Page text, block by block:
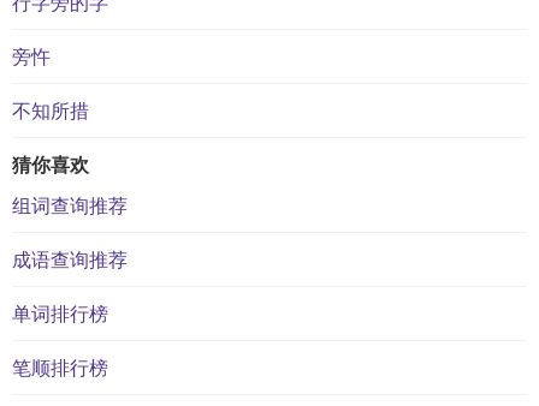
旁忤
不知所措
猜你喜欢
组词查询推荐
成语查询推荐
单词排行榜
笔顺排行榜